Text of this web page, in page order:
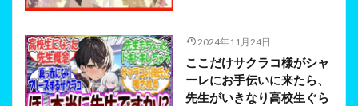
2024年11月24日
ここだけサクラコ様がシャ
ーレにお手伝いに来たら、
先生がいきなり高校生ぐら